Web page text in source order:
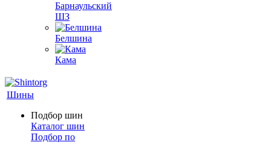
Барнаульский
ШЗ
Белшина
Кама
Шины
Подбор шин
Каталог шин
Подбор по